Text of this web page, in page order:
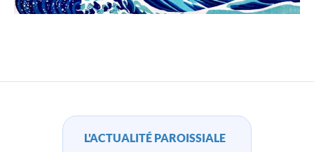
L'ACTUALITÉ PAROISSIALE